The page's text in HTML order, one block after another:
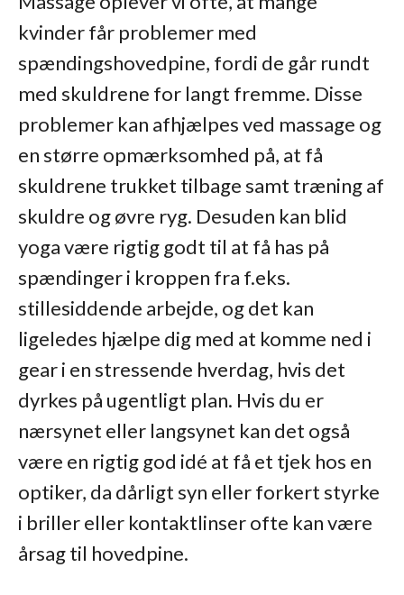
kvinder får problemer med
spændingshovedpine, fordi de går rundt
med skuldrene for langt fremme. Disse
problemer kan afhjælpes ved massage og
en større opmærksomhed på, at få
skuldrene trukket tilbage samt træning af
skuldre og øvre ryg. Desuden kan blid
yoga være rigtig godt til at få has på
spændinger i kroppen fra f.eks.
stillesiddende arbejde, og det kan
ligeledes hjælpe dig med at komme ned i
gear i en stressende hverdag, hvis det
dyrkes på ugentligt plan. Hvis du er
nærsynet eller langsynet kan det også
være en rigtig god idé at få et tjek hos en
optiker, da dårligt syn eller forkert styrke
i briller eller kontaktlinser ofte kan være
årsag til hovedpine.